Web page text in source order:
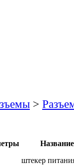
>
Название
штекер